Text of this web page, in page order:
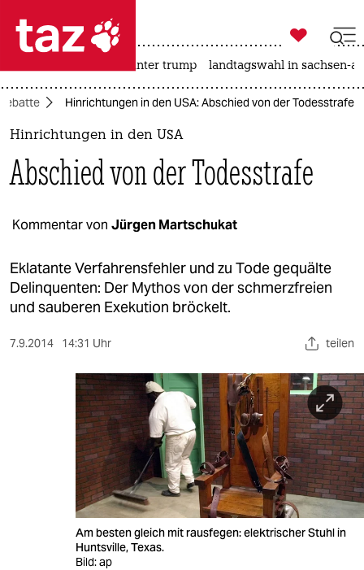
 taz zahl ich
taz zahl ich
politik
öko
gesellschaft
kultur
wahrheit
veranstaltungen

taz zahl ich
usa unter trump landtagswahl in sachsen-
Hinrichtungen in den USA: Abschied von der Todesstrafe
Hinrichtungen in den USA
Abschied von der Todesstrafe
Kommentar von Jürgen Martschukat
Eklatante Verfahrensfehler und zu Tode gequälte
Delinquenten: Der Mythos von der schmerzfreien
und sauberen Exekution bröckelt.
7.9.2014 14:31 Uhr teilen
Am besten gleich mit rausfegen: elektrischer Stuhl in
Huntsville, Texas.
Bild: ap